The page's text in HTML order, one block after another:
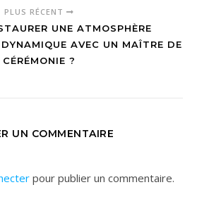
PLUS RÉCENT
UNE ATMOSPHÈRE
AVEC UN MAÎTRE DE
CÉRÉMONIE ?
UN COMMENTAIRE
pour publier un commentaire.